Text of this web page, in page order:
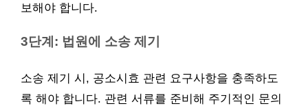
보해야 합니다.
3단계: 법원에 소송 제기
소송 제기 시, 공소시효 관련 요구사항을 충족하도
록 해야 합니다. 관련 서류를 준비해 주기적인 문의